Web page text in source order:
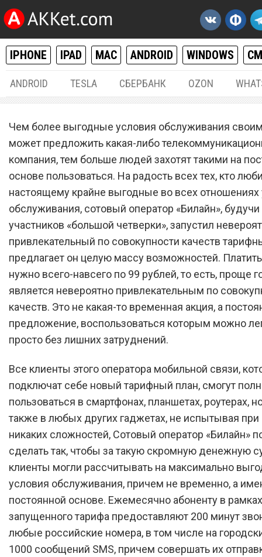
IPHONE IPAD MAC ANDROID WINDOWS
ANDROID TESLA СБЕРБАНК OZON
Полная халява: сотовый
оператор «Билайн»
тарифный план за 99
Чем более выгодные условия обслуживания
может предложить какая-либо
компания, тем больше людей захотят такими на
основе пользоваться. На радость всех тех, кто
настоящему крайне выгодные во всех отношениях
обслуживания, сотовый оператор «Билайн»,
участников «большой четверки», запустил
привлекательный по совокупности качеств
предлагает он целую массу возможностей. Платить
нужно всего-навсего по 99 рублей, то есть, проще
является невероятно привлекательным по
качеств. Это не какая-то временная акция, а
предложение, воспользоваться которым можно
просто без лишних затруднений.
Все клиенты этого оператора мобильной связи,
подключат себе новый тарифный план, смогут
пользоваться в смартфонах, планшетах, роутерах,
также в любых других гаджетах, не испытывая при
никаких сложностей, Сотовый оператор «Билайн»
сделать так, чтобы за такую скромную денежную
клиенты могли рассчитывать на максимально
условия обслуживания, причем не временно, а
постоянной основе. Ежемесячно абоненту в рамках
запущенного тарифа предоставляют 200 минут
любые российские номера, в том числе на
1000 сообщений SMS, причем совершать их